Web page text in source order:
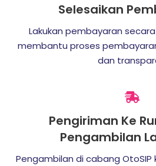
Selesaikan
Lakukan pembayaran
membantu proses
dan
Pengiriman Ke
Pengambilan
Pengambilan di cabang OtoSIP